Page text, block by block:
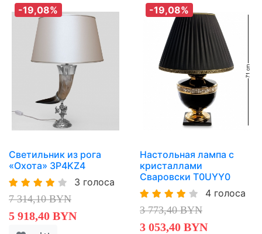
-19,08%
Светильник из рога
«Охота» 3P4KZ4
3 голоса
7 314,10 BYN
5 918,40 BYN
-19,08%
Настольная лампа с
кристаллами
Сваровски T0UYY0
4 голоса
3 773,40 BYN
3 053,40 BYN